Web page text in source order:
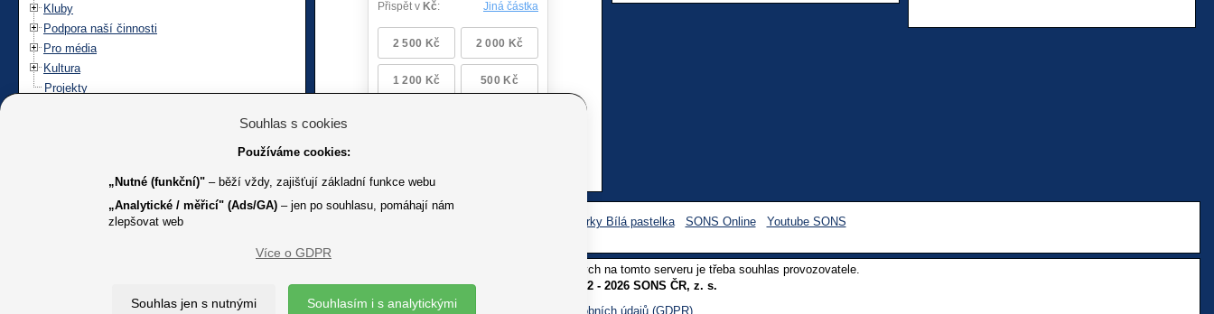
Kluby
Podpora naší činnosti
Pro média
Kultura
Projekty
Facebook sbírky Bílá pastelka SONS Online Youtube SONS
K jakémukoliv užití textů a obrázků uvedených na tomto serveru je třeba souhlas provozovatele.
Copyright © 2012 - 2026 SONS ČR, z. s.
Ochrana osobních údajů (GDPR)
Souhlas s cookies
Používáme cookies:
„Nutné (funkční)" – běží vždy, zajišťují základní funkce webu
„Analytické / měřicí" (Ads/GA) – jen po souhlasu, pomáhají nám
zlepšovat web
Více o GDPR
Souhlas jen s nutnými Souhlasím i s analytickými